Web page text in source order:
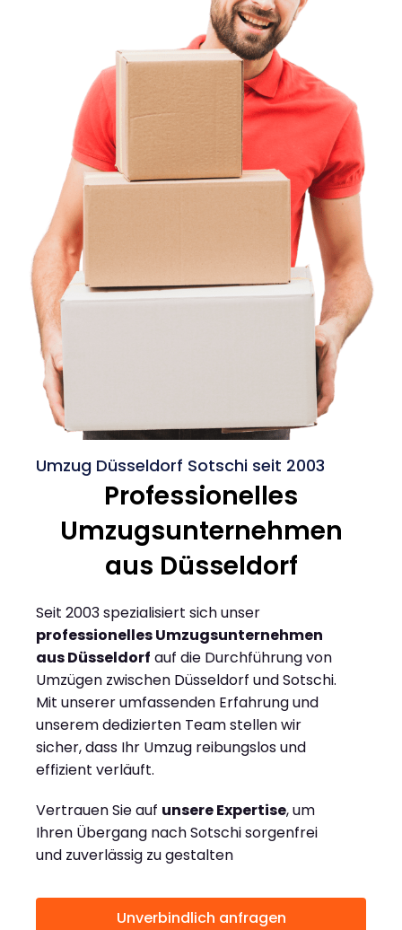
Umzug Düsseldorf Sotschi seit 2003
Professionelles
Umzugsunternehmen
aus Düsseldorf
Seit 2003 spezialisiert sich unser
professionelles Umzugsunternehmen
aus Düsseldorf auf die Durchführung von
Umzügen zwischen Düsseldorf und Sotschi.
Mit unserer umfassenden Erfahrung und
unserem dedizierten Team stellen wir
sicher, dass Ihr Umzug reibungslos und
effizient verläuft.
Vertrauen Sie auf unsere Expertise, um
Ihren Übergang nach Sotschi sorgenfrei
und zuverlässig zu gestalten
Unverbindlich anfragen